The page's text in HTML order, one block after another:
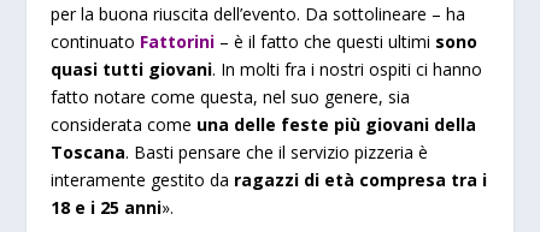
per la buona riuscita dell’evento. Da sottolineare – ha
continuato Fattorini – è il fatto che questi ultimi sono
quasi tutti giovani. In molti fra i nostri ospiti ci hanno
fatto notare come questa, nel suo genere, sia
considerata come una delle feste più giovani della
Toscana. Basti pensare che il servizio pizzeria è
interamente gestito da ragazzi di età compresa tra i
18 e i 25 anni».